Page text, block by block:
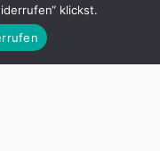
Claims der
[…]
klickst.